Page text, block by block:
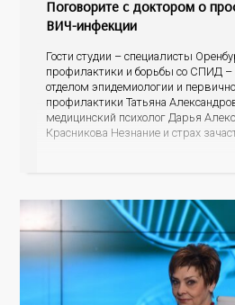
Поговорите с доктором о
ВИЧ-инфекции
Гости студии – специалисты
профилактики и борьбы со СПИД
отделом эпидемиологии и
профилактики Татьяна
медицинский психолог Дарья
Красникова Незнание и страх